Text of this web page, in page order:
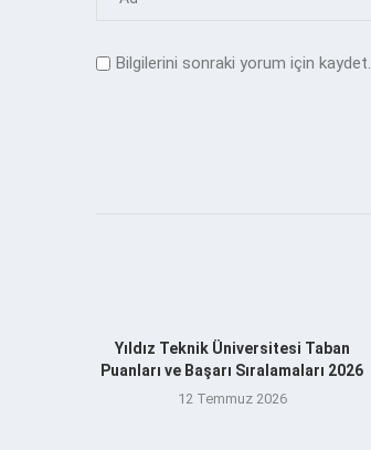
Bilgilerini sonraki yorum için kaydet.
Yıldız Teknik Üniversitesi Taban
Puanları ve Başarı Sıralamaları 2026
12 Temmuz 2026